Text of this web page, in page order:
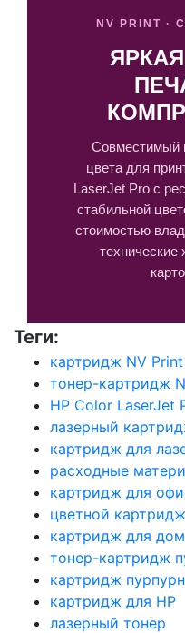
NV PRINT ·
Совместимый
цвета для
LaserJet Pro с
стабильной
стоимостью
технические
Теги:
картридж NV Print
тонер-картридж
HP Color LaserJet
лазерный
картридж для
расходные
картридж для
цветной картридж
картридж для
тонер-картридж
картридж
картридж для HP
лазерный тонер